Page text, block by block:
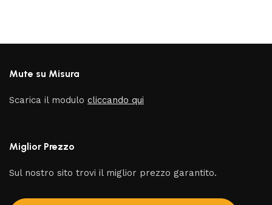
Mute su Misura
Scarica il modulocliccando qui
Miglior Prezzo
Sul nostro sito trovi il miglior prezzo garantito.